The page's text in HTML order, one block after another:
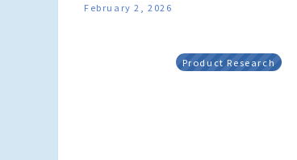
February 2, 2026
Product Research